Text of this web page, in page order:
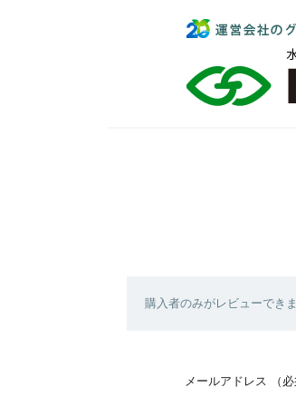
購入者のみがレビューでき
メールアドレス （